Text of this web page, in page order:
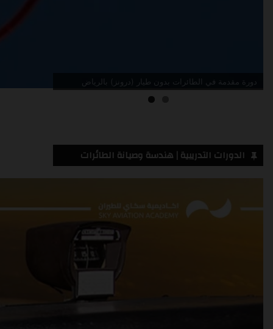
دورة مقدمة في الطائرات بدون طيار (درونز) جدة
الدورات التدريبية | هندسة وصيانة الطائرات